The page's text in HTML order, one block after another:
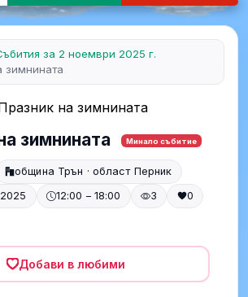
за 2 ноември 2025 г.
зимнината
зимнината Минало събитие
община Трън · област Перник
12:00 – 18:00 3
0
Добави в любими